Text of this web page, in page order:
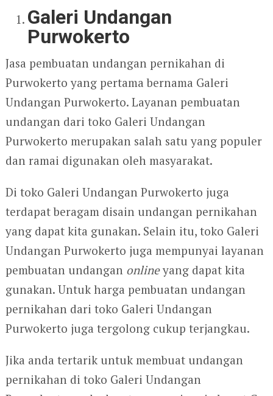
Galeri Undangan
Purwokerto
Jasa pembuatan undangan pernikahan di
Purwokerto yang pertama bernama Galeri
Undangan Purwokerto. Layanan pembuatan
undangan dari toko Galeri Undangan
Purwokerto merupakan salah satu yang populer
dan ramai digunakan oleh masyarakat.
Di toko Galeri Undangan Purwokerto juga
terdapat beragam disain undangan pernikahan
yang dapat kita gunakan. Selain itu, toko Galeri
Undangan Purwokerto juga mempunyai layanan
pembuatan undangan onlineyang dapat kita
gunakan. Untuk harga pembuatan undangan
pernikahan dari toko Galeri Undangan
Purwokerto juga tergolong cukup terjangkau.
Jika anda tertarik untuk membuat undangan
pernikahan di toko Galeri Undangan